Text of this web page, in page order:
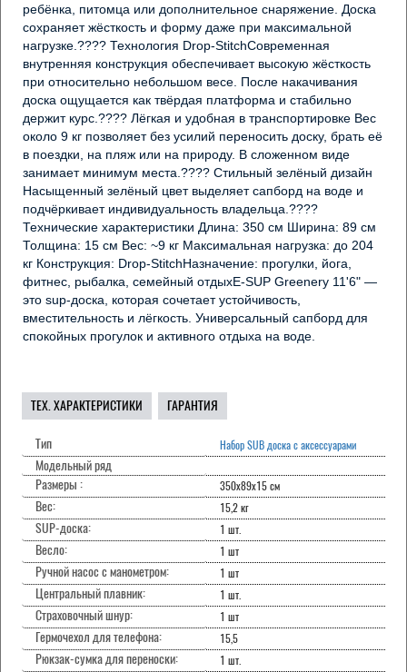
ребёнка, питомца или дополнительное снаряжение. Доска
сохраняет жёсткость и форму даже при максимальной
нагрузке.???? Технология Drop-StitchСовременная
внутренняя конструкция обеспечивает высокую жёсткость
при относительно небольшом весе. После накачивания
доска ощущается как твёрдая платформа и стабильно
держит курс.???? Лёгкая и удобная в транспортировке Вес
около 9 кг позволяет без усилий переносить доску, брать её
в поездки, на пляж или на природу. В сложенном виде
занимает минимум места.???? Стильный зелёный дизайн
Насыщенный зелёный цвет выделяет сапборд на воде и
подчёркивает индивидуальность владельца.????
Технические характеристики Длина: 350 см Ширина: 89 см
Толщина: 15 см Вес: ~9 кг Максимальная нагрузка: до 204
кг Конструкция: Drop-StitchНазначение: прогулки, йога,
фитнес, рыбалка, семейный отдыхE-SUP Greenery 11'6" —
это sup-доска, которая сочетает устойчивость,
вместительность и лёгкость. Универсальный сапборд для
спокойных прогулок и активного отдыха на воде.
ТЕХ. ХАРАКТЕРИСТИКИ ГАРАНТИЯ
Тип Набор SUB доска с аксессуарами
Модельный ряд
Размеры :
350х89х15 см
Вес: 15,2 кг
SUP-доска: 1 шт.
Весло: 1 шт
Ручной насос с манометром: 1 шт
Центральный плавник: 1 шт.
Страховочный шнур: 1 шт
Гермочехол для телефона: 15,5
Рюкзак-сумка для переноски: 1 шт.